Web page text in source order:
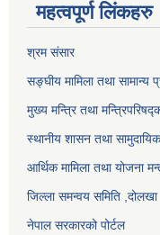
महत्वपूर्ण लिंकहरु
श्रम संसार
सङ्घीय मामिला तथा सामान्य
मुख्य मन्त्रि तथा
स्थानीय शासन तथा
आर्थिक मामिला तथा योजना
जिल्ला समन्वय समिति ,दोलखा
नेपाल सरकारको पोर्टल